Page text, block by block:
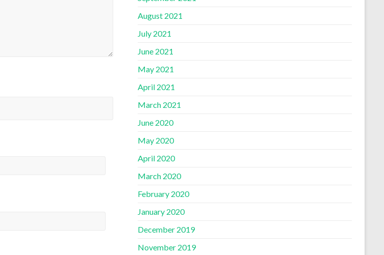
August 2021
July 2021
June 2021
May 2021
April 2021
March 2021
June 2020
May 2020
April 2020
March 2020
February 2020
January 2020
December 2019
November 2019